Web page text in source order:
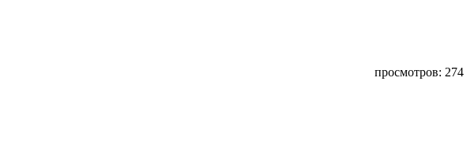
просмотров: 274